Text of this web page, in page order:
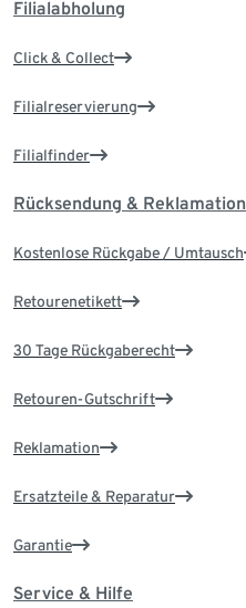
Filialabholung
Click & Collect
Filialreservierung
Filialfinder
Rücksendung & Reklamation
Kostenlose Rückgabe / Umtausch
Retourenetikett
30 Tage Rückgaberecht
Retouren-Gutschrift
Reklamation
Ersatzteile & Reparatur
Garantie
Service & Hilfe